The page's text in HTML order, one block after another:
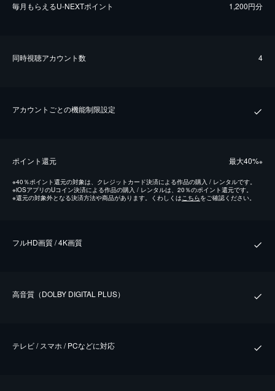
毎⽉もらえるU-NEXTポイント 1,200円分
同時視聴アカウント数 4
アカウントごとの機能制限設定
ポイント還元 最⼤40%※
※40％ポイント還元の対象は、クレジットカード決済による作品の購入 / レンタルです。
※iOSアプリのUコイン決済による作品の購入 / レンタルは、20％のポイント還元です。
※還元の対象外となる決済方法や商品があります。くわしくはこちらをご確認ください。
フルHD画質 / 4K画質
⾼⾳質（DOLBY DIGITAL PLUS）
テレビ / スマホ / PCなどに対応